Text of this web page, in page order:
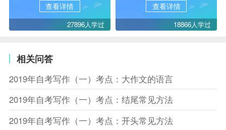
查看详情
27896人学过
查看详情
18866人学过
相关问答
2019年自考写作（一）考点：大作文的语言
2019年自考写作（一）考点：结尾常见方法
2019年自考写作（一）考点：开头常见方法